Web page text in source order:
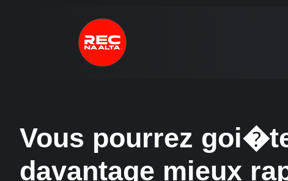
Vous pourrez
davantage mieux